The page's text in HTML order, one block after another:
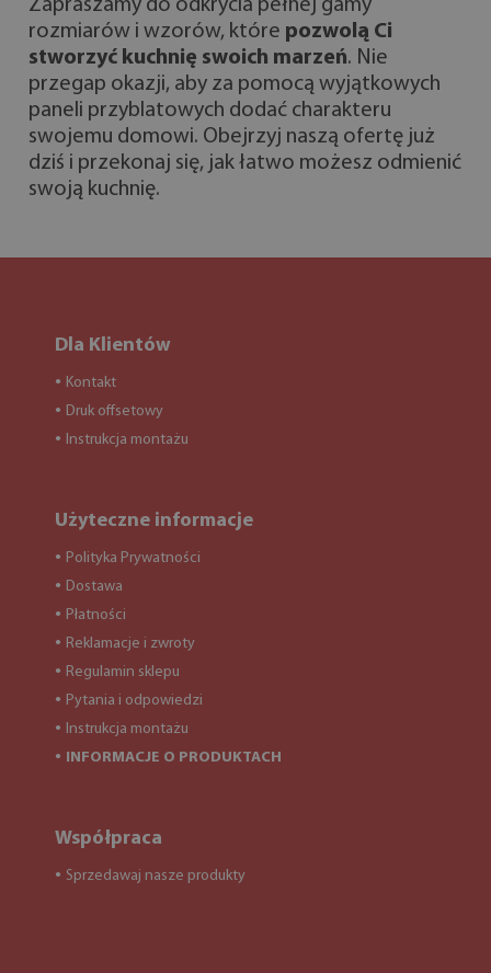
Zapraszamy do odkrycia pełnej gamy
rozmiarów i wzorów, które pozwolą Ci
stworzyć kuchnię swoich marzeń. Nie
przegap okazji, aby za pomocą wyjątkowych
paneli przyblatowych dodać charakteru
swojemu domowi. Obejrzyj naszą ofertę już
dziś i przekonaj się, jak łatwo możesz odmienić
swoją kuchnię.
Dla Klientów
● Kontakt
● Druk offsetowy
● Instrukcja montażu
Użyteczne informacje
● Polityka Prywatności
● Dostawa
● Płatności
● Reklamacje i zwroty
● Regulamin sklepu
● Pytania i odpowiedzi
● Instrukcja montażu
● INFORMACJE O PRODUKTACH
Współpraca
● Sprzedawaj nasze produkty